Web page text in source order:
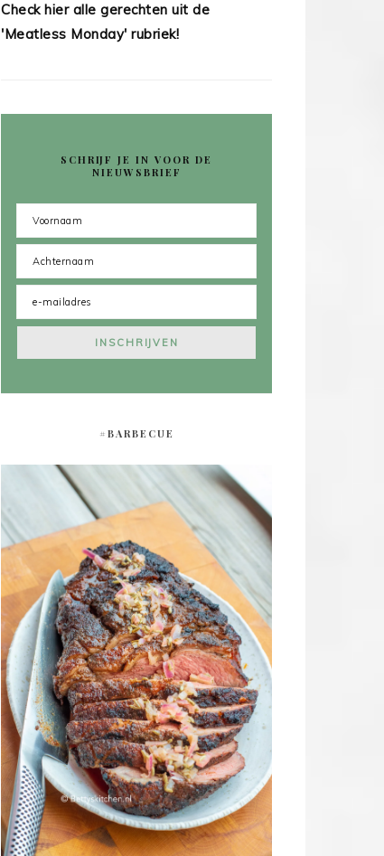
Check hier alle gerechten uit de
'Meatless Monday' rubriek!
SCHRIJF JE IN VOOR DE
NIEUWSBRIEF
#BARBECUE